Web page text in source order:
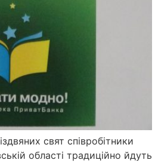
свят співробітники
області традиційно йдуть